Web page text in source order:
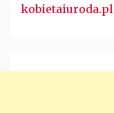
kobietaiuroda.pl